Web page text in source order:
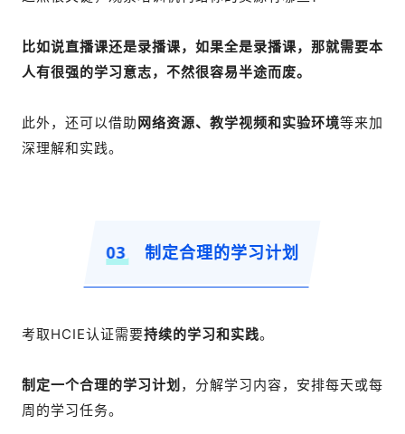
比如说直播课还是录播课，如果全是录播课，那就需要本
人有很强的学习意志，不然很容易半途而废。
此外，还可以借助网络资源、教学视频和实验环境等来加
深理解和实践。
03 制定合理的学习计划
考取HCIE认证需要持续的学习和实践。
制定一个合理的学习计划 ，分解学习内容，安排每天或每
周的学习任务。